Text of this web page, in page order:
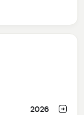
2026